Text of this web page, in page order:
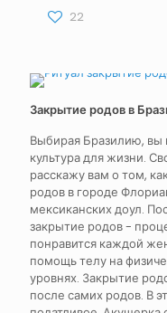
22
Закрытие родов в
Выбирая Бразилию,
культура для жизни.
расскажу вам о том,
родов в городе
мексиканских доул.
закрытие родов -
понравится каждой
помощь телу на
уровнях. Закрытие
после самих родов. В